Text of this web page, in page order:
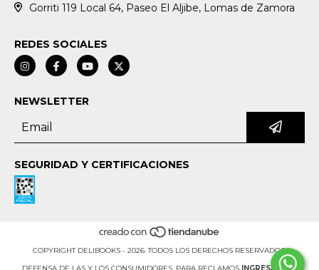
Gorriti 119 Local 64, Paseo El Aljibe, Lomas de Zamora
REDES SOCIALES
NEWSLETTER
SEGURIDAD Y CERTIFICACIONES
COPYRIGHT DELIBOOKS - 2026. TODOS LOS DERECHOS RESERVADOS.